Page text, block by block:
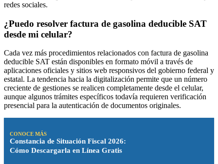
redes sociales.
¿Puedo resolver factura de gasolina deducible SAT
desde mi celular?
Cada vez más procedimientos relacionados con factura de gasolina
deducible SAT están disponibles en formato móvil a través de
aplicaciones oficiales y sitios web responsivos del gobierno federal y
estatal. La tendencia hacia la digitalización permite que un número
creciente de gestiones se realicen completamente desde el celular,
aunque algunos trámites específicos todavía requieren verificación
presencial para la autenticación de documentos originales.
CONOCE MÁS
Constancia de Situación Fiscal 2026:
Cómo Descargarla en Línea Gratis